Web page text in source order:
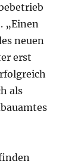
„Einen
neuen
erst
als